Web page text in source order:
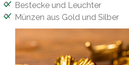
Bestecke und Leuchter
Münzen aus Gold und Silber